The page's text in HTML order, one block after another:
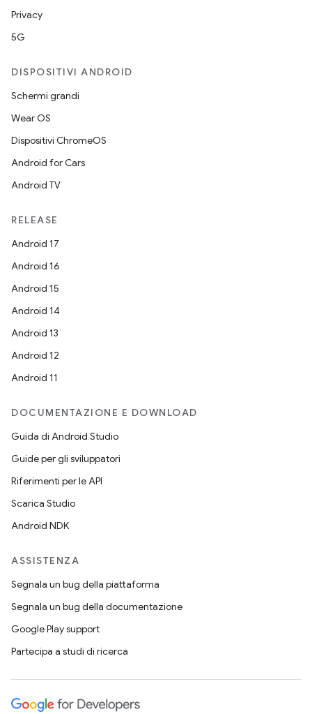
Privacy
5G
DISPOSITIVI ANDROID
Schermi grandi
Wear OS
Dispositivi ChromeOS
Android for Cars
Android TV
RELEASE
Android 17
Android 16
Android 15
Android 14
Android 13
Android 12
Android 11
DOCUMENTAZIONE E DOWNLOAD
Guida di Android Studio
Guide per gli sviluppatori
Riferimenti per le API
Scarica Studio
Android NDK
ASSISTENZA
Segnala un bug della piattaforma
Segnala un bug della documentazione
Google Play support
Partecipa a studi di ricerca